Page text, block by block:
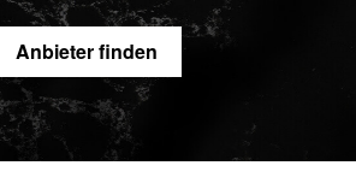
Anbieter finden